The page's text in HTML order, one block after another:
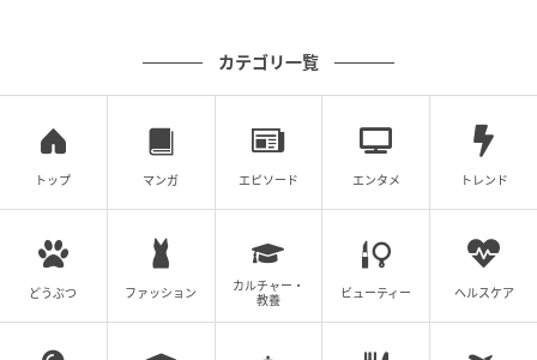
カテゴリ一覧
トップ マンガ エピソード エンタメ トレンド
どうぶつ ファッション
カルチャー・
教養
ビューティー ヘルスケア